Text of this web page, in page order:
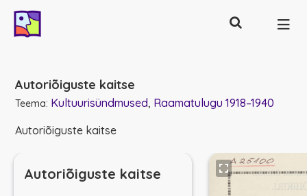
Otsing
Autoriõiguste kaitse
Teema: Kultuurisündmused Raamatulugu 1918–1940
Autoriõiguste kaitse
Autoriõiguste kaitse